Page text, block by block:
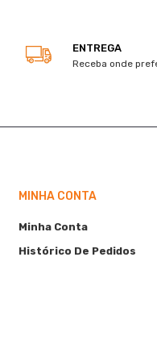
ENTREGA
Receba onde
MINHA CONTA
Minha Conta
Histórico De Pedidos